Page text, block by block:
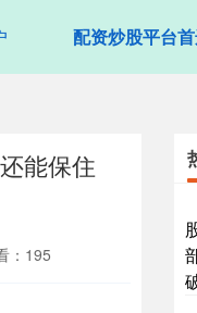
配资炒股平台
能保住
：195